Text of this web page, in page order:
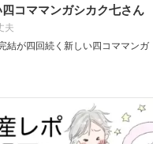
コママンガシカク七さん
夫
結が四回続く新しい四コママンガ